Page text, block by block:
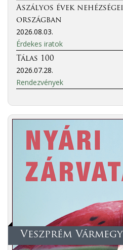
Aszályos évek
országban
2026.08.03.
Érdekes iratok
Tálas 100
2026.07.28.
Rendezvények
Veszprém